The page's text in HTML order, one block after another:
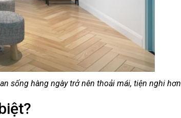
sống hàng ngày trở nên thoải mái, tiện nghi hơn